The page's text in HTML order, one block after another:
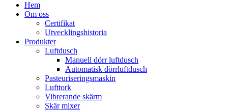
Hem
Om oss
Certifikat
Utvecklingshistoria
Produkter
Luftdusch
Manuell dörr luftdusch
Automatisk dörrluftdusch
Pasteuriseringsmaskin
Lufttork
Vibrerande skärm
Skär mixer